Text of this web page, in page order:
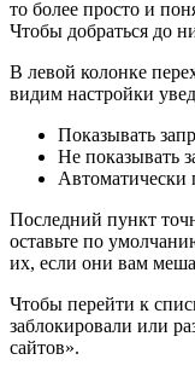
то более просто и
Чтобы добраться до
В левой колонке
видим настройки
Показывать
Не показывать
Автоматически
Последний пункт
оставьте по
их, если они вам
Чтобы перейти к
заблокировали или
сайтов».